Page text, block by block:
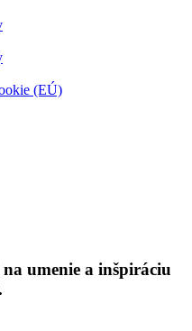
(EÚ)
umenie a inšpiráciu